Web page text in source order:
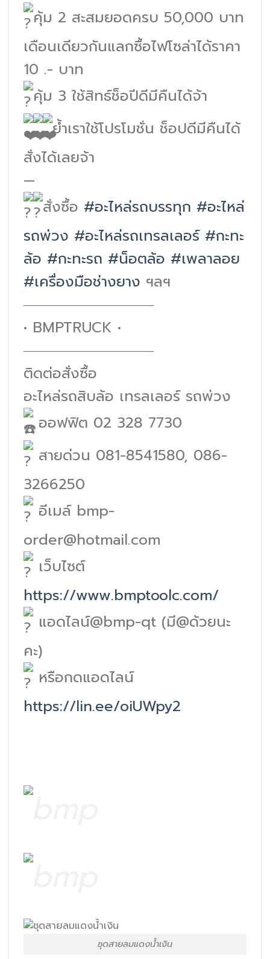
คุ้ม 2 สะสมยอดครบ 50,000 บาท
เดือนเดียวกันแลกซื้อไฟโซล่าได้ราคา
10 .- บาท
คุ้ม 3 ใช้สิทธ์ช็อปีดีมีคืนได้จ้า
ย้ำเราใช้โปรโมชั่น ช็อปดีมีคืนได้
สั่งได้เลยจ้า
—
สั่งซื้อ #อะไหล่รถบรรทุก #อะไหล่
รถพ่วง #อะไหล่รถเทรลเลอร์ #กะทะ
ล้อ #กะทะรถ #น็อตล้อ #เพลาลอย
#เครื่องมือช่างยาง ฯลฯ
―――――――――
• BMPTRUCK •
―――――――――
ติดต่อสั่งซื้อ
อะไหล่รถสิบล้อ เทรลเลอร์ รถพ่วง
ออฟฟิต 02 328 7730
สายด่วน 081-8541580, 086-
3266250
อีเมล์ bmp-
order@hotmail.com
เว็บไซต์
https://www.bmptoolc.com/
แอดไลน์@bmp-qt (มี@ด้วยนะ
คะ)
หรือกดแอดไลน์
https://lin.ee/oiUWpy2
ชุดสายลมแดงน้ำเงิน